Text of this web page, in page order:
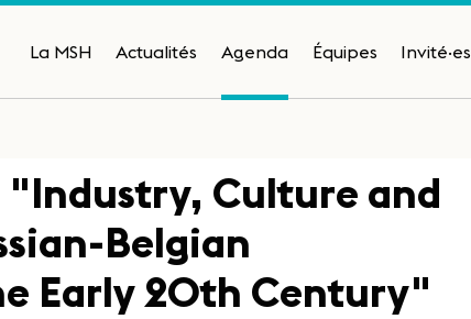
La MSH Actualités Agenda Équipes Invité·es
"Industry, Culture and
Belgian
Early 20th Century"